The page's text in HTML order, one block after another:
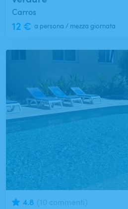
Carros
12 € a persona / mezza giornata
4.8